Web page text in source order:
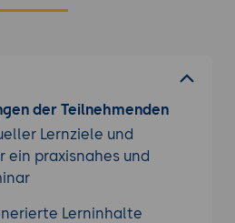
der Teilnehmenden
Lernziele und
ein praxisnahes und
Lerninhalte